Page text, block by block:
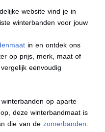
website vind je in
winterbanden voor jouw
in en ontdek ons
op prijs, merk, maat of
eenvoudig
op aparte
deze winterbandmaat is
die van dezomerbanden